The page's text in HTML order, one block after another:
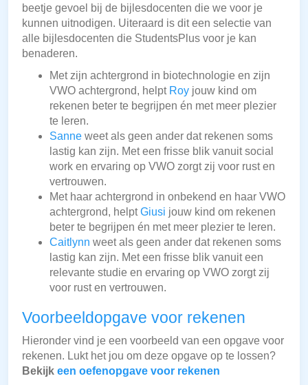
beetje gevoel bij de bijlesdocenten die we voor je
kunnen uitnodigen. Uiteraard is dit een selectie van
alle bijlesdocenten die StudentsPlus voor je kan
benaderen.
Met zijn achtergrond in biotechnologie en zijn
VWO achtergrond, helpt Roy jouw kind om
rekenen beter te begrijpen én met meer plezier
te leren.
Sanne weet als geen ander dat rekenen soms
lastig kan zijn. Met een frisse blik vanuit social
work en ervaring op VWO zorgt zij voor rust en
vertrouwen.
Met haar achtergrond in onbekend en haar VWO
achtergrond, helptGiusi jouw kind om rekenen
beter te begrijpen én met meer plezier te leren.
Caitlynn weet als geen ander dat rekenen soms
lastig kan zijn. Met een frisse blik vanuit een
relevante studie en ervaring op VWO zorgt zij
voor rust en vertrouwen.
Voorbeeldopgave voor rekenen
Hieronder vind je een voorbeeld van een opgave voor
rekenen. Lukt het jou om deze opgave op te lossen?
Bekijk een oefenopgave voor rekenen